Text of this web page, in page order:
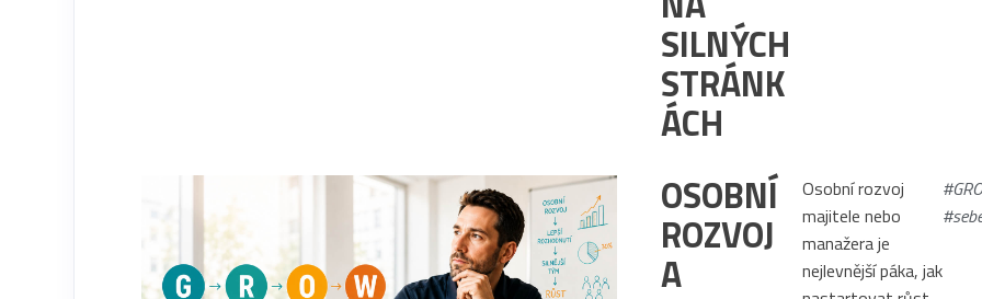
SILNÝCH
STRÁNK
ÁCH
OSOBNÍ
ROZVOJ
A
Osobní rozvoj
majitele nebo
manažera je
nejlevnější páka, jak